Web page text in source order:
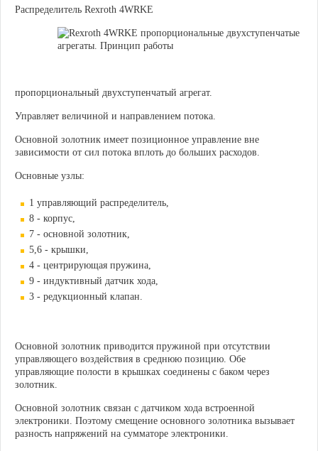
Распределитель Rexroth 4WRKE
пропорциональный двухступенчатый агрегат.
Управляет величиной и направлением потока.
Основной золотник имеет позиционное управление вне
зависимости от сил потока вплоть до больших расходов.
Основные узлы:
1 управляющий распределитель,
8 - корпус,
7 - основной золотник,
5,6 - крышки,
4 - центрирующая пружина,
9 - индуктивный датчик хода,
3 - редукционный клапан.
Основной золотник приводится пружиной при отсутствии
управляющего воздействия в среднюю позицию. Обе
управляющие полости в крышках соединены с баком через
золотник.
Основной золотник связан с датчиком хода встроенной
электроники. Поэтому смещение основного золотника вызывает
разность напряжений на сумматоре электроники.